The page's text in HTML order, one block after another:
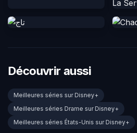
Découvrir aussi
Meilleures séries sur Disney+
Meilleures séries Drame sur Disney+
Meilleures séries États-Unis sur Disney+